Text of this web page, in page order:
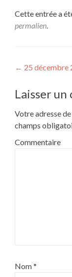
Cette entrée a
permalien.
← 25 décembre
Laisser
Votre adresse
champs
Commentaire
Nom*